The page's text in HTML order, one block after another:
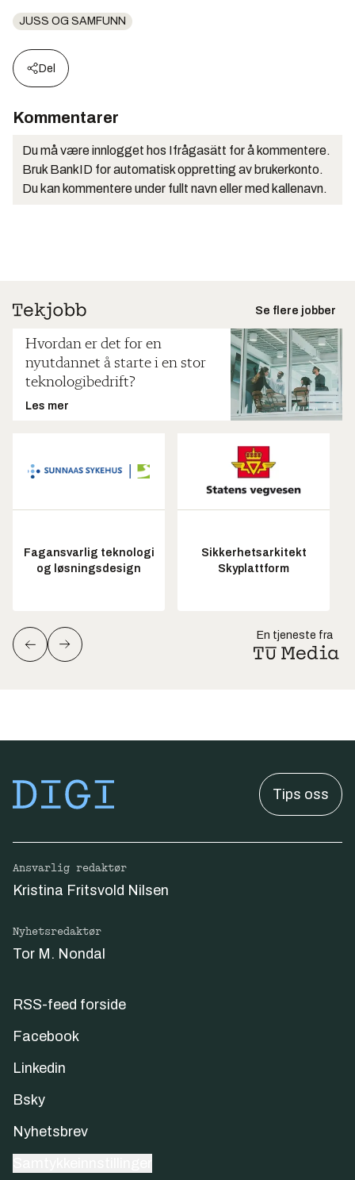
JUSS OG SAMFUNN
Del
Kommentarer
Du må være innlogget hos Ifrågasätt for å kommentere.
Bruk BankID for automatisk oppretting av brukerkonto.
Du kan kommentere under fullt navn eller med kallenavn.
Se flere jobber
Hvordan er det for en
nyutdannet å starte i en stor
teknologibedrift?
Les mer
Fagansvarlig teknologi
og løsningsdesign
Sikkerhetsarkitekt
Skyplattform
En tjeneste fra
Tips oss
Ansvarlig redaktør
Kristina Fritsvold Nilsen
Nyhetsredaktør
Tor M. Nondal
RSS-feed forside
Facebook
Linkedin
Bsky
Nyhetsbrev